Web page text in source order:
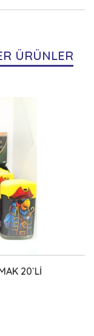
ÜRÜNLER
20`Lİ